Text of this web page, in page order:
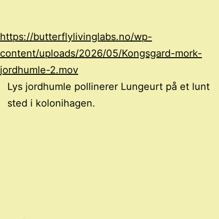
https://butterflylivinglabs.no/wp-
content/uploads/2026/05/Kongsgard-mork-
jordhumle-2.mov
Lys jordhumle pollinerer Lungeurt på et lunt
sted i kolonihagen.